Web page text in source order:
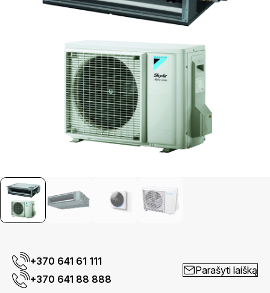
+370 641 61 111
+370 641 88 888
Parašyti laišką